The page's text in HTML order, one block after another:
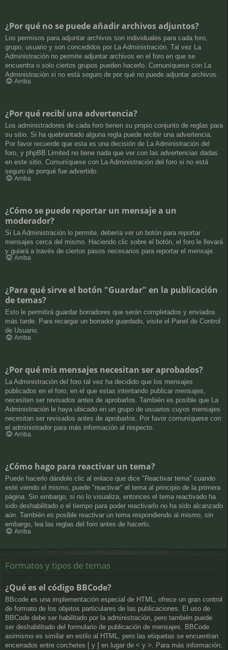
¿Por qué no se puede añadir archivos adjuntos?
Los permisos para adjuntar archivos son individuales para cada foro,
grupo, usuario y son concedidos por La Administración. Tal vez La
Administración no permite adjuntar archivos en el foro en que se
encuentra o solo ciertos grupos pueden hacerlo. Comuníquese con La
Administración si no está seguro de por qué no puede adjuntar archivos.
Arriba
¿Por qué recibí una advertencia?
Los administradores de cada foro tienen su propio conjunto de reglas para
su sitio. Si ha quebrantado alguna regla puede recibir una advertencia.
Por favor recuerde que esta es una decisión de La Administración del
foro, y phpBB Limited no tiene nada que ver con las advertencias dadas
en este sitio. Comuníquese con La Administración del foro si no está
seguro de porqué fue advertido.
Arriba
¿Cómo se puede reportar un mensaje a un
moderador?
Si La Administración lo permite, debería ver un botón para reportar
mensajes cerca del mismo. Haciendo clic sobre el botón, el foro le llevará
y guiará a través de ciertos pasos necesarios para reportar el mensaje.
Arriba
¿Para qué sirve el botón "Guardar" en la publicación
de temas?
Esto le permitirá guardar borradores que serán completados y enviados
más tarde. Para recargar un borrador guardado, visite el Panel de Control
de Usuario.
Arriba
¿Por qué mis mensajes necesitan ser aprobados?
La Administración del foro tal vez ha decidido que los mensajes
publicados en el foro, en el que estas intentando publicar mensajes,
necesiten ser revisados antes de aprobarlos. También es posible que La
Administración le haya ubicado en un grupo de usuarios cuyos mensajes
necesitan ser revisados antes de aprobarlos. Por favor comuníquese con
el administrador para más información al respecto.
Arriba
¿Cómo hago para reactivar un tema?
Puede hacerlo dándole clic al enlace que dice "Reactivar tema" cuando
esté viendo el mismo, puede "reactivar" el tema al principio de la primera
página. Sin embargo, si no lo visualiza, entonces el tema reactivado ha
sido deshabilitado o el tiempo para poder reactivarlo no ha sido alcanzado
aún. También es posible reactivar un tema respondiendo al mismo, sin
embargo, lea las reglas del foro antes de hacerlo.
Arriba
Formatos y tipos de temas
¿Qué es el código BBCode?
BBcode es una implementación especial de HTML, ofrece un gran control
de formato de los objetos particulares de las publicaciones. El uso de
BBCode debe ser habilitado por la administración, pero también puede
ser deshabilitado del formulario de publicación de mensajes. BBCode
asimismo es similar en estilo al HTML, pero las etiquetas se encuentran
encerrados entre corchetes [ y ] en lugar de < y >. Para más información,